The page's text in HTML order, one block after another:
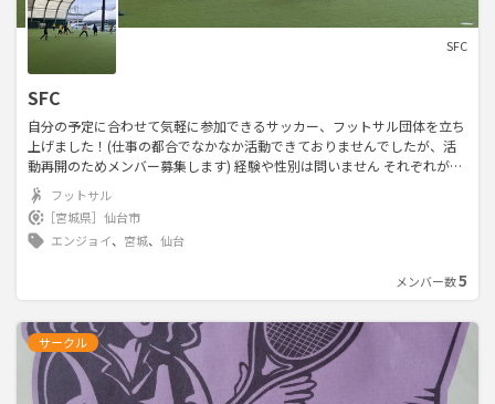
SFC
SFC
自分の予定に合わせて気軽に参加できるサッカー、フットサル団体を立ち
上げました！(仕事の都合でなかなか活動できておりませんでしたが、活
動再開のためメンバー募集します) 経験や性別は問いません それぞれが自
分の実力、目標に合わせた活動ができればいいなと思っているので、初心
者から経験者まで幅広く募集します 仙台で新しい仲間とサッカー、フッ
トサルを楽しみたいという方はぜひ連絡お待ちしております！！
フットサル
［宮城県］ 仙台市
エンジョイ、 宮城、 仙台
メンバー数5
サークル